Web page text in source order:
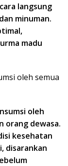
langsung
minuman.
madu
oleh semua
oleh
orang dewasa.
kesehatan
disarankan